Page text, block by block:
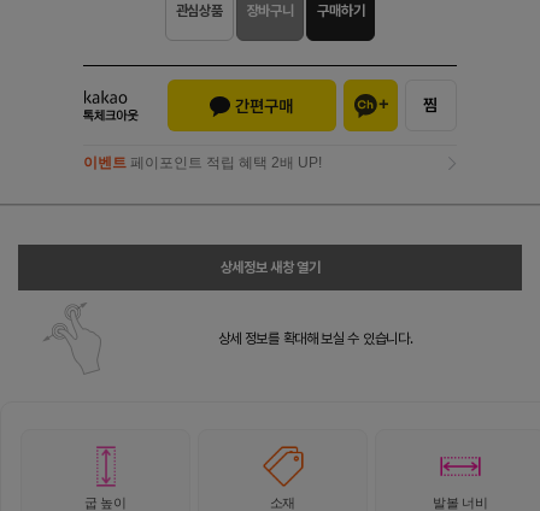
관심상품 장바구니 구매하기
이벤트 페이포인트 적립 혜택 2배 UP!
이벤트페이포인트 적립 혜택 2배 UP!
상세정보 새창 열기
상세 정보를 확대해 보실 수 있습니다.
굽 높이 소재 발볼 너비